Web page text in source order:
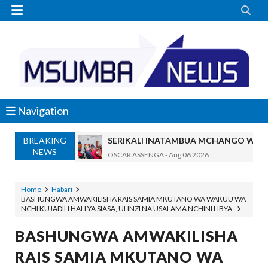
 
Navigation
BREAKING
NEWS
SERIKALI INATAMBUA MCHANGO WA
OSCAR ASSENGA-Aug 06 2026
BRELA YATOA ELIMU YA URASIMISHAJI
Aug 06 2026
DC Mtambule Ataka Watu Wafichue
OSCAR ASSENGA - Aug 06 2026
Maisha Yangu Yalikuwa Kwenye Giza
Home
Habari
BASHUNGWA AMWAKILISHA RAIS SAMIA MKUTANO WA WAKUU WA
NCHI KUJADILI HALI YA SIASA, ULINZI NA USALAMA NCHINI LIBYA.
BASHUNGWA AMWAKILISHA
RAIS SAMIA MKUTANO WA